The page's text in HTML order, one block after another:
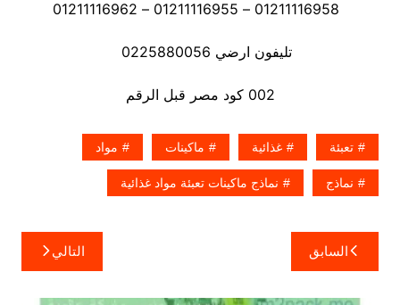
تليفون ارضي 0225880056
002 كود مصر قبل الرقم
تعبئة غذائية ماكينات مواد
نماذج نماذج ماكينات تعبئة مواد غذائية
تصفّح
المقالات
السابق التالي